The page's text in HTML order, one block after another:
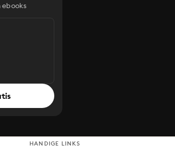
ebooks
HANDIGE LINKS